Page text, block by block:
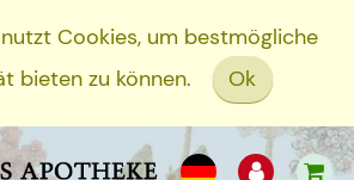
Cookies, um bestmögliche
bieten zu können.
Ok